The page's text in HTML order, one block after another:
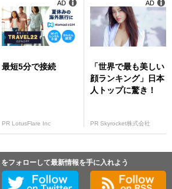
最短5分で接続
PR LotusFlare Inc
AD
「世界で最も美しい
顔ランキング」日本
人トップに驚き！
PR Skyrocket株式会社
AD
フォローして最新情報を手に入れよう